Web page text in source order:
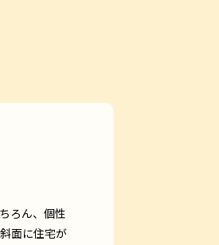
ろん、個性
面に住宅が